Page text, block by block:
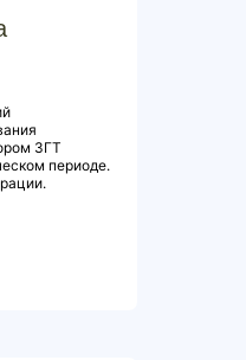
ЗГТ
периоде.